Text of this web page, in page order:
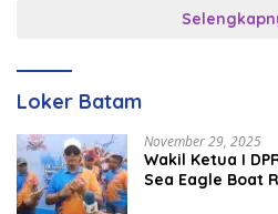
Loker Batam
November 29, 2025
Wakil Ketua I
Sea Eagle Boat